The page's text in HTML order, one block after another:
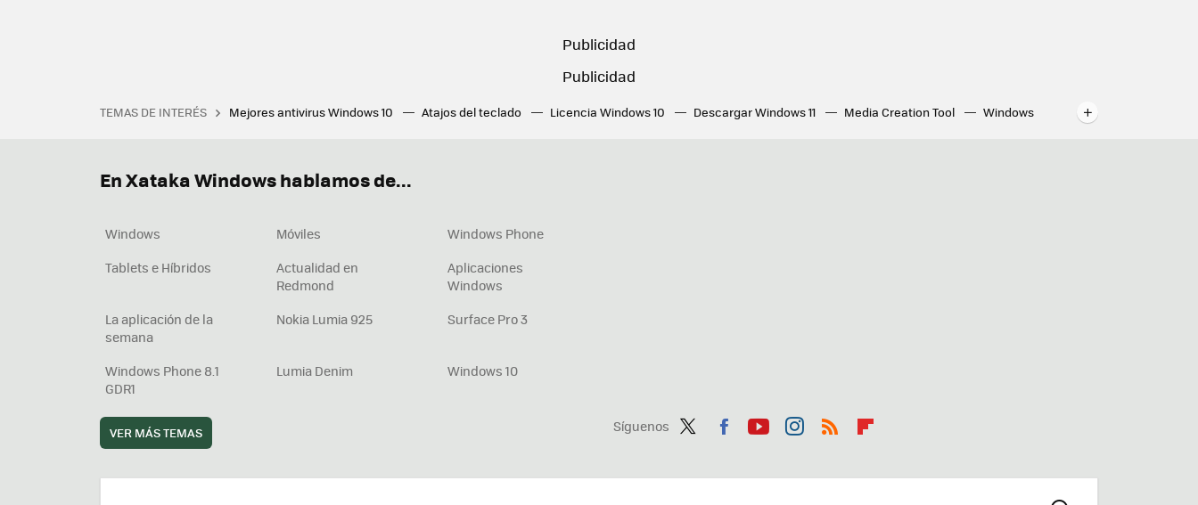
TEMAS DE INTERÉS Mejores antivirus Windows 10 Atajos del teclado Licencia Windows 10 Descargar Windows 11 Media Creation Tool
Windows
Síguenos
ter
ebo tub agr
boa
En Xataka Windows hablamos de...
Windows Móviles
Windows Phone
Tablets e Híbridos
Actualidad en
Redmond
Aplicaciones
Windows
La aplicación de la
semana
Nokia Lumia 925 Surface Pro 3
Windows Phone 8.1
GDR1
Lumia Denim Windows 10
VER MÁS TEMAS